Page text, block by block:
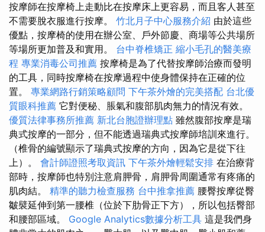
按摩師在按摩椅上走動比在按摩床上更容易，而且客人甚至
不需要脫衣服進行按摩。 竹北月子中心服務介紹 由於這些
優點，按摩椅的使用在辦公室、戶外節慶、商場等公共場所
等場所更加普及和實用。 台中脊椎矯正 縮小毛孔的醫美療
程 專業消毒公司推薦 按摩椅是為了代替按摩師治療而發明
的工具，同時按摩椅在按摩過程中使身體保持在正確的位
置。 專業網路行銷策略顧問 下午茶外燴的完美搭配 台北優
質眼科推薦 它對便秘、脹氣和腹部肌肉無力的情況有效。
優質法律事務所推薦 新北台胞證辦理點 雖然腹部按摩是瑞
典式按摩的一部分，但不能透過瑞典式按摩師培訓來進行。
（椎骨的編號顯示了瑞典式按摩的方向，因為它是從下往
上）。 會計師證照考取資訊 下午茶外燴輕鬆安排 在治療背
部時，按摩師也特別注意肩胛骨，肩胛骨周圍通常有疼痛的
肌肉結。 精準的聽力檢查服務 台中推拿推薦 腰臀按摩從臀
皺襞延伸到第一腰椎（位於下肋骨正下方），所以包括臀部
和腰部區域。 Google Analytics數據分析工具 這是我們身